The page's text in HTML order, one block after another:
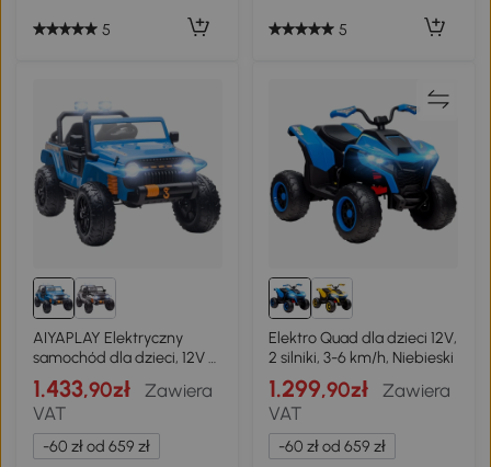
5 5
AIYAPLAY Elektryczny
samochód dla dzieci, 12V z
pilotem, 2 silniki, pojazd
dziecięcy z klaksonem,
LED, muzyką, siedzeniem
dla rodzica i dziecka, 4
amortyzowane koła, dla
1.433,90zł
Zawiera
VAT
-60 zł od 659 zł
Elektro Quad dla dzieci 12V,
2 silniki, 3-6 km/h, Niebieski
1.299,90zł
Zawiera
VAT
-60 zł od 659 zł